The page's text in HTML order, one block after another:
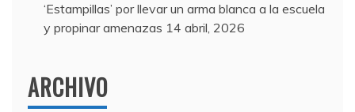
‘Estampillas’ por llevar un arma blanca a la escuela
y propinar amenazas 14 abril, 2026
ARCHIVO